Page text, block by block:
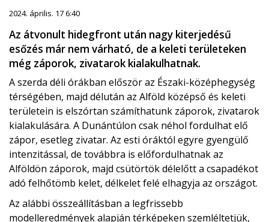
2024. április. 17 6:40
Az átvonult hidegfront után nagy kiterjedésű
esőzés már nem várható, de a keleti területeken
még záporok, zivatarok kialakulhatnak.
A szerda déli órákban először az Északi-középhegység
térségében, majd délután az Alföld középső és keleti
területein is elszórtan számíthatunk záporok, zivatarok
kialakulására. A Dunántúlon csak néhol fordulhat elő
zápor, esetleg zivatar. Az esti óráktól egyre gyengülő
intenzitással, de továbbra is előfordulhatnak az
Alföldön záporok, majd csütörtök délelőtt a csapadékot
adó felhőtömb kelet, délkelet felé elhagyja az országot.
Az alábbi összeállításban a legfrissebb
modelleredmények alapján térképeken szemléltetjük,